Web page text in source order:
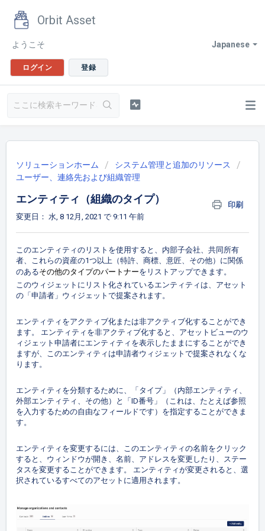
Orbit Asset
Japanese
ようこそ
ログイン 登録
ソリューションホーム
システム管理と追加のリソース
ユーザー、連絡先および組織管理
エンティティ（組織のタイプ）
印刷
変更日： 水, 8 12月, 2021 で 9:11 午前
このエンティティのリストを使用すると、内部子会社、共同所有
者、これらの資産の1つ以上（特許、商標、意匠、その他）に関係
のあるその他のタイプのパートナーをリストアップできます。
このウィジェットにリスト化されているエンティティは、アセット
の「申請者」ウィジェットで提案されます。
エンティティをアクティブ化または非アクティブ化することができ
ます。 エンティティを非アクティブ化すると、アセットビューのウ
ィジェット申請者にエンティティを表示したままにすることができ
ますが、このエンティティは申請者ウィジェットで提案されなくな
ります。
エンティティを分類するために、「タイプ」（内部エンティティ、
外部エンティティ、その他）と「ID番号」（これは、たとえば参照
を入力するための自由なフィールドです）を指定することができま
す。
エンティティを変更するには、このエンティティの名前をクリック
すると、ウィンドウが開き、名前、アドレスを変更したり、ステー
タスを変更することができます。 エンティティが変更されると、選
択されているすべてのアセットに適用されます。